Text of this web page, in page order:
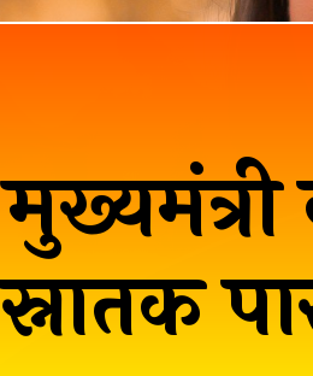
स्नातक